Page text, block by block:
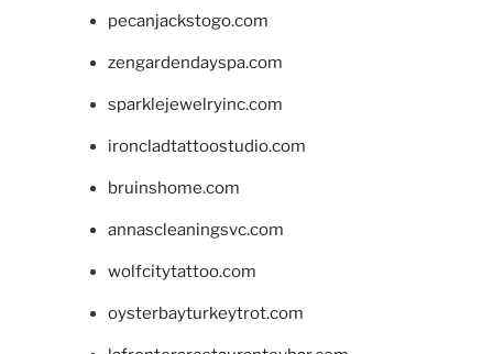
pecanjackstogo.com
zengardendayspa.com
sparklejewelryinc.com
ironcladtattoostudio.com
bruinshome.com
annascleaningsvc.com
wolfcitytattoo.com
oysterbayturkeytrot.com